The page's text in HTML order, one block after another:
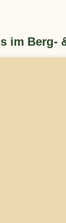
im Berg-